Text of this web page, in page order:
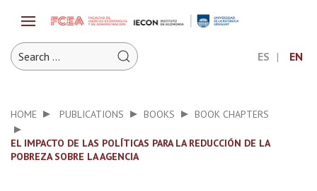
ES EN
HOME PUBLICATIONS BOOKS BOOK CHAPTERS
EL IMPACTO DE LAS POLÍTICAS PARA LA REDUCCIÓN DE LA
POBREZA SOBRE LA AGENCIA